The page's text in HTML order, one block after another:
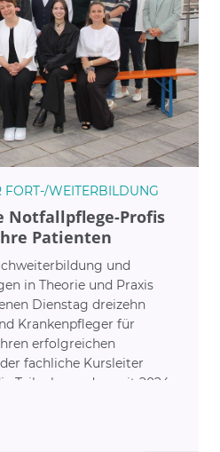
FORT-/WEITERBILDUNG
Notfallpflege-Profis
Patienten
und
in Theorie und Praxis
Dienstag dreizehn
Krankenpfleger für
erfolgreichen
fachliche Kursleiter
Teilnehmenden seit 2024
Herzblut betreut hat.
stellvertretende